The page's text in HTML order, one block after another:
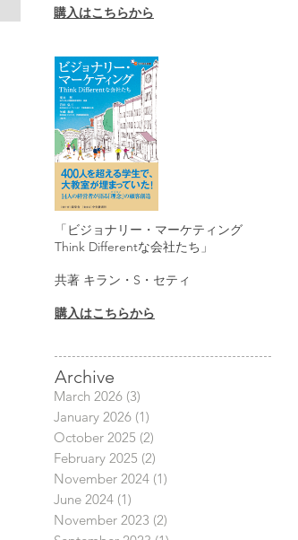
購入はこちらから
「ビジョナリー・マーケティング
Think Differentな会社たち」
共著 キラン・S・セティ
購入はこちらから
March 2026 (3)
January 2026 (1)
October 2025 (2)
February 2025 (2)
November 2024 (1)
June 2024 (1)
November 2023 (2)
Archive